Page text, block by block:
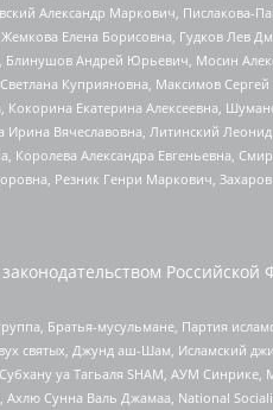
Александр Маркович, Пислакова-
Елена Борисовна, Гудков Лев
Блинушов Андрей Юрьевич, Мосин
Куприяновна, Максимов
Кокорина Екатерина Алексеевна,
Вячеславовна, Литинский
Александра Евгеньевна,
Резник Генри Маркович,
Российской
Братья-мусульмане, Партия
святых, Джунд аш-Шам, Исламский
уа Тагьаля SHAM, АУМ Синрике,
Сунна Валь Джамаа, National